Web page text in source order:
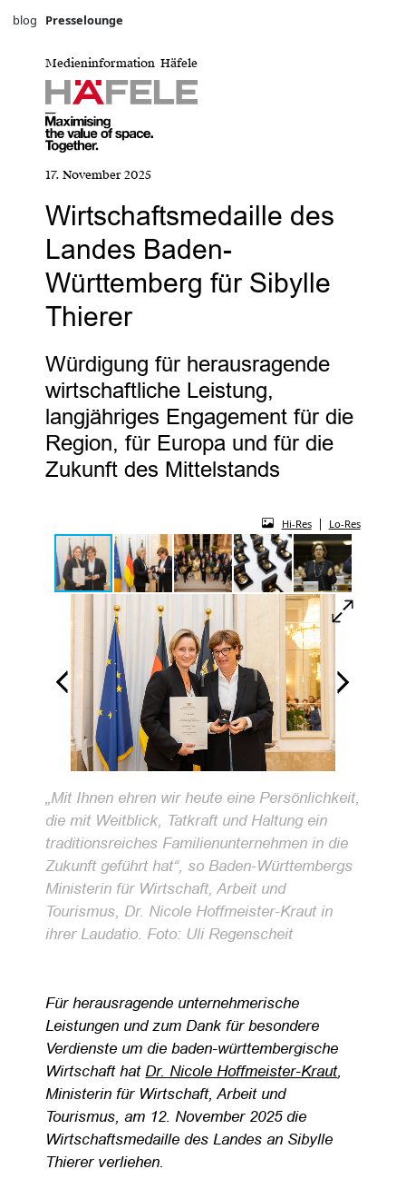
blog Presselounge
Medieninformation Häfele
17. November 2025
Wirtschaftsmedaille des
Landes Baden-
Württemberg für Sibylle
Thierer
Würdigung für herausragende
wirtschaftliche Leistung,
langjähriges Engagement für die
Region, für Europa und für die
Zukunft des Mittelstands
Hi-Res| Lo-Res
„Mit Ihnen ehren wir heute eine Persönlichkeit,
die mit Weitblick, Tatkraft und Haltung ein
traditionsreiches Familienunternehmen in die
Zukunft geführt hat“, so Baden-Württembergs
Ministerin für Wirtschaft, Arbeit und
Tourismus, Dr. Nicole Hoffmeister-Kraut in
ihrer Laudatio. Foto: Uli Regenscheit
Für herausragende unternehmerische
Leistungen und zum Dank für besondere
Verdienste um die baden-württembergische
Wirtschaft hat Dr. Nicole Hoffmeister-Kraut,
Ministerin für Wirtschaft, Arbeit und
Tourismus, am 12. November 2025 die
Wirtschaftsmedaille des Landes an Sibylle
Thierer verliehen.